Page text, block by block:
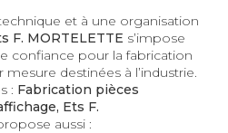
et à une organisation
F. MORTELETTE s’impose
confiance pour la fabrication
destinées à l’industrie.
: Fabrication pièces
Ets F.
aussi :